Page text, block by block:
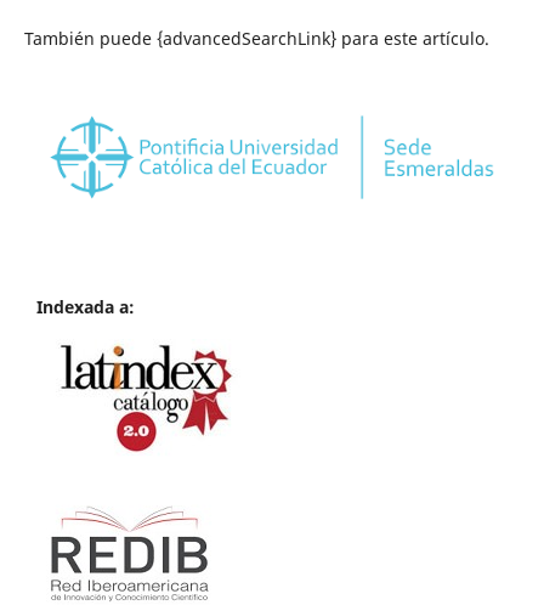
También puede {advancedSearchLink} para este artículo.
Indexada a: